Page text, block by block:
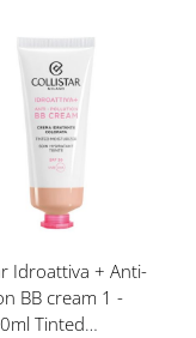
Idroattiva + Anti-
BB cream 1 -
Tinted